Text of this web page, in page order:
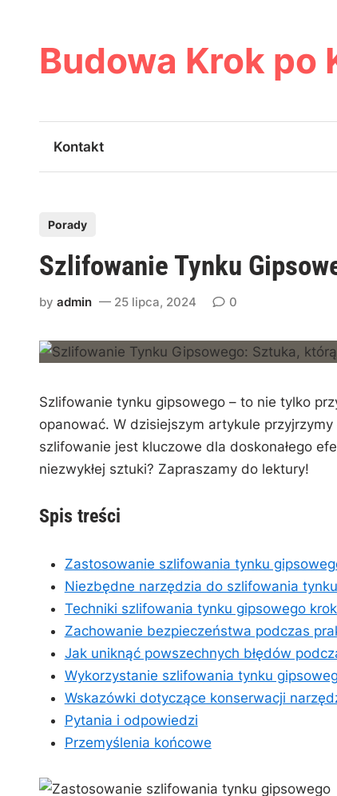
contentBudowa Krok po
Kontakt
s
i
Porady
Szlifowanie Tynku
by admin 25 lipca, 2024 0
Szlifowanie tynku gipsowego – to nie tylko
opanować. W dzisiejszym artykule
szlifowanie jest kluczowe dla doskonałego
niezwykłej sztuki? Zapraszamy do​ lektury!
Spis⁢ treści
Zastosowanie szlifowania‌ tynku
Niezbędne narzędzia do szlifowania
Techniki szlifowania tynku gipsowego‌
Zachowanie bezpieczeństwa podczas
Jak uniknąć powszechnych⁢ błędów
Wykorzystanie szlifowania⁤ tynku⁣
Wskazówki dotyczące konserwacji
Pytania‌ i odpowiedzi
Przemyślenia końcowe